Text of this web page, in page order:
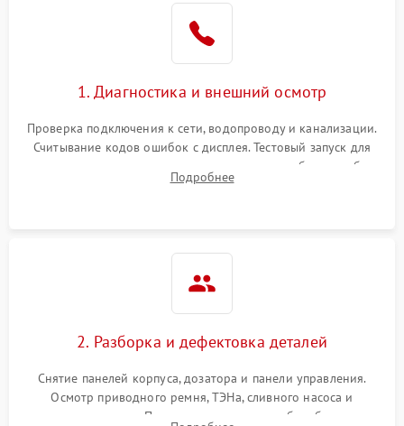
1. Диагностика и внешний осмотр
Проверка подключения к сети, водопроводу и канализации.
Считывание кодов ошибок с дисплея. Тестовый запуск для
выявления посторонних шумов, протечек или сбоев в работе
электронного модуля управления.
Подробнее
2. Разборка и дефектовка деталей
Снятие панелей корпуса, дозатора и панели управления.
Осмотр приводного ремня, ТЭНа, сливного насоса и
амортизаторов. Проверка подшипников барабана и